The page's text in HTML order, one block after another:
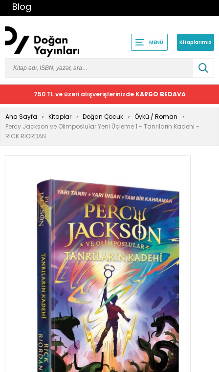
Blog
MENÜ Kitaplarımız
750 TL ve üzeri alışverişlerinizde KARGO BEDAVA
Ana Sayfa Kitaplar Doğan Çocuk
Öykü / Roman
Percy Jackson ve Olimposlular Yeni Üçleme 1 - Tanrıların Kadehi -
RICK RIORDAN